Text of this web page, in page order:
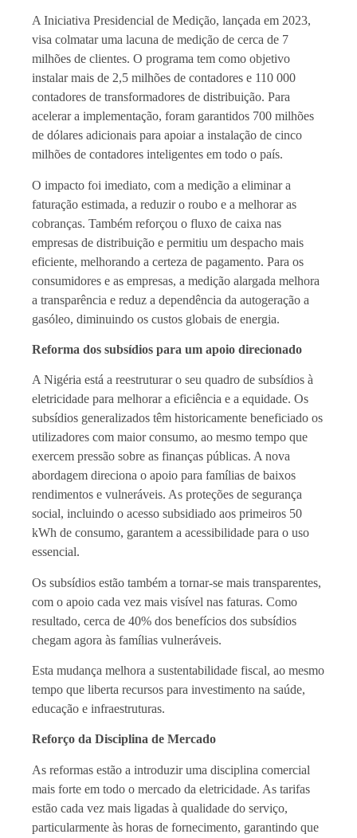
A Iniciativa Presidencial de Medição, lançada em 2023,
visa colmatar uma lacuna de medição de cerca de 7
milhões de clientes. O programa tem como objetivo
instalar mais de 2,5 milhões de contadores e 110 000
contadores de transformadores de distribuição. Para
acelerar a implementação, foram garantidos 700 milhões
de dólares adicionais para apoiar a instalação de cinco
milhões de contadores inteligentes em todo o país.
O impacto foi imediato, com a medição a eliminar a
faturação estimada, a reduzir o roubo e a melhorar as
cobranças. Também reforçou o fluxo de caixa nas
empresas de distribuição e permitiu um despacho mais
eficiente, melhorando a certeza de pagamento. Para os
consumidores e as empresas, a medição alargada melhora
a transparência e reduz a dependência da autogeração a
gasóleo, diminuindo os custos globais de energia.
Reforma dos subsídios para um apoio direcionado
A Nigéria está a reestruturar o seu quadro de subsídios à
eletricidade para melhorar a eficiência e a equidade. Os
subsídios generalizados têm historicamente beneficiado os
utilizadores com maior consumo, ao mesmo tempo que
exercem pressão sobre as finanças públicas. A nova
abordagem direciona o apoio para famílias de baixos
rendimentos e vulneráveis. As proteções de segurança
social, incluindo o acesso subsidiado aos primeiros 50
kWh de consumo, garantem a acessibilidade para o uso
essencial.
Os subsídios estão também a tornar-se mais transparentes,
com o apoio cada vez mais visível nas faturas. Como
resultado, cerca de 40% dos benefícios dos subsídios
chegam agora às famílias vulneráveis.
Esta mudança melhora a sustentabilidade fiscal, ao mesmo
tempo que liberta recursos para investimento na saúde,
educação e infraestruturas.
Reforço da Disciplina de Mercado
As reformas estão a introduzir uma disciplina comercial
mais forte em todo o mercado da eletricidade. As tarifas
estão cada vez mais ligadas à qualidade do serviço,
particularmente às horas de fornecimento, garantindo que